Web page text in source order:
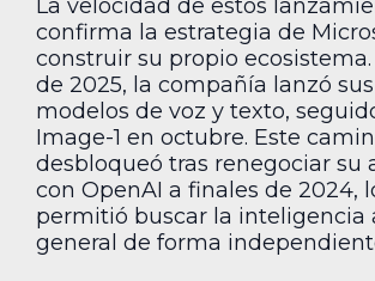
La velocidad de estos
confirma la estrategia de
construir su propio
de 2025, la compañía lanzó
modelos de voz y texto,
Image-1 en octubre. Este
desbloqueó tras renegociar su
con OpenAI a finales de 2024,
permitió buscar la inteligencia
general de forma